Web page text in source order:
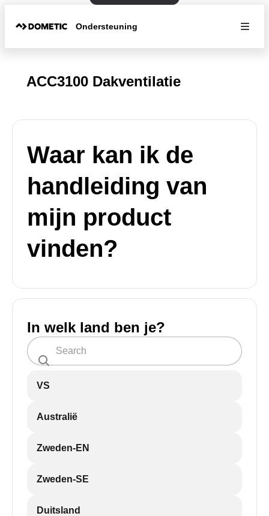
Ondersteuning
ACC3100 Dakventilatie
Waar kan ik de
handleiding van
mijn product
vinden?
In welk land ben je?
VS
Australië
Zweden-EN
Zweden-SE
Duitsland